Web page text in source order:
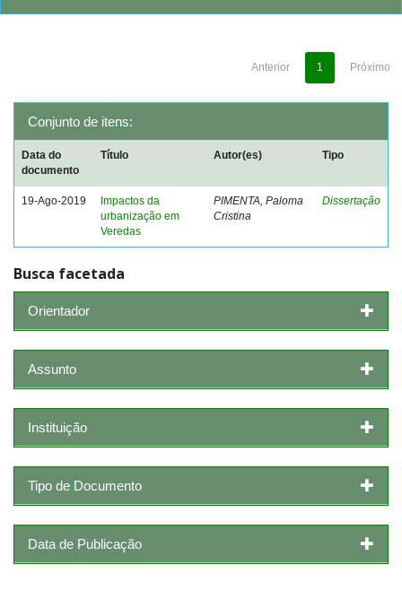
Anterior 1 Próximo
Conjunto de itens:
Data do
documento
Título Autor(es) Tipo
19-Ago-2019
Impactos da
urbanização em
Veredas
PIMENTA, Paloma
Cristina
Dissertação
Busca facetada
Orientador
Assunto
Instituição
Tipo de Documento
Data de Publicação